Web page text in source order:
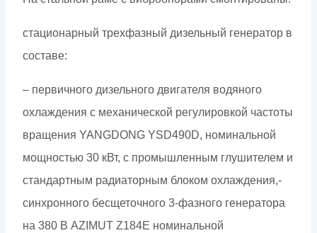
стационарный трехфазный дизельный генератор в
составе:
– первичного дизельного двигателя водяного
охлаждения с механической регулировкой частоты
вращения YANGDONG YSD490D, номинальной
мощностью 30 кВт, с промышленным глушителем и
стандартным радиаторным блоком охлаждения,-
синхронного бесщеточного 3-фазного генератора
на 380 В AZIMUT Z184E номинальной